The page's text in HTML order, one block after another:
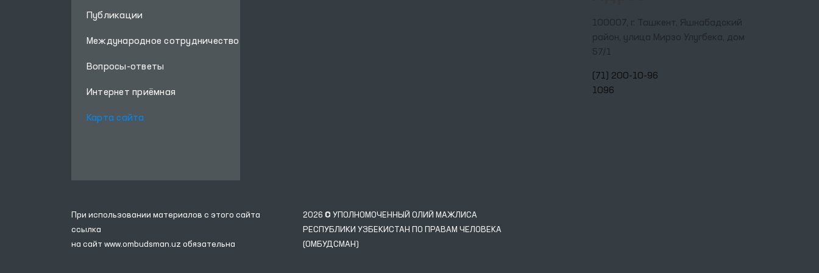
Публикации
Международное сотрудничество
Вопросы-ответы
Интернет приёмная
Карта сайта
100007, г. Ташкент, Яшнабадский
район, улица Мирзо Улугбека, дом
57/1
(71) 200-10-96
1096
При использовании материалов с этого сайта
ссылка
на сайт www.ombudsman.uz обязательна
2026 © УПОЛНОМОЧЕННЫЙ ОЛИЙ МАЖЛИСА
РЕСПУБЛИКИ УЗБЕКИСТАН ПО ПРАВАМ ЧЕЛОВЕКА
(ОМБУДСМАН)